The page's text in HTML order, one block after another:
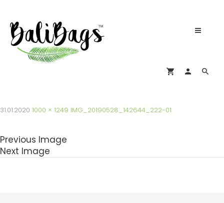
31.01.2020 1000 × 1249 IMG_20190528_142644_222-01
Previous Image
Next Image